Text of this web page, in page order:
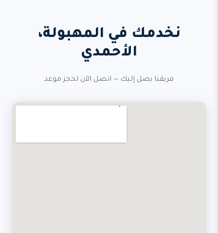
نخدمك في المهبولة،
الأحمدي
فريقنا يصل إليك — اتصل الآن لحجز موعد